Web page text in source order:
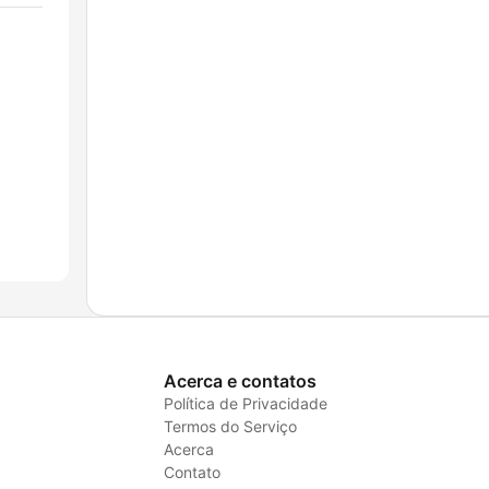
Acerca e contatos
Política de Privacidade
Termos do Serviço
Acerca
Contato